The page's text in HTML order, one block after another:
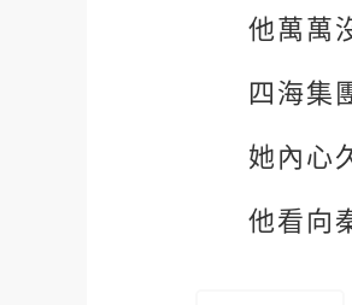
他萬萬
四海集
她內心
他看向